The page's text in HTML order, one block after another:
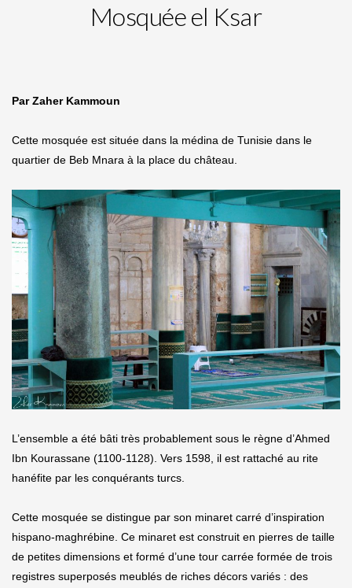
Mosquée el Ksar
Par Zaher Kammoun
Cette mosquée est située dans la médina de Tunisie dans le
quartier de Beb Mnara à la place du château.
L’ensemble a été bâti très probablement sous le règne d’Ahmed
Ibn Kourassane (1100-1128). Vers 1598, il est rattaché au rite
hanéfite par les conquérants turcs.
Cette mosquée se distingue par son minaret carré d’inspiration
hispano-maghrébine. Ce minaret est construit en pierres de taille
de petites dimensions et formé d’une tour carrée formée de trois
registres superposés meublés de riches décors variés : des